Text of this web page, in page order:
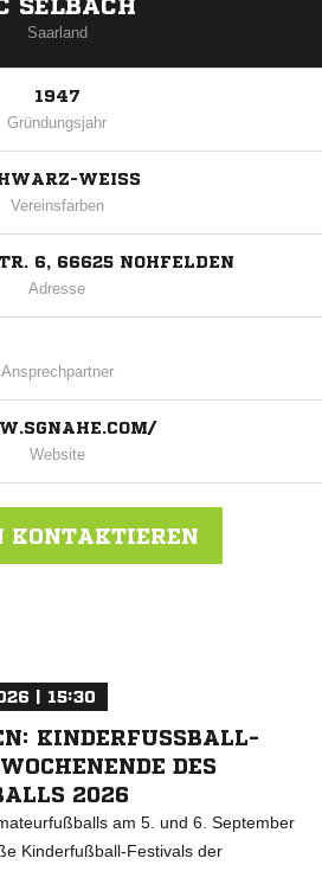
SELBACH
Saarland
1947
Gründungsjahr
WEISS
Vereinsfarben
6, 66625 NOHFELDEN
Adresse
Ansprechpartner
Website
KONTAKTIEREN
| 15:30
KINDERFUSSBALL-F
DES A
2026
am 5. und 6. September
Kinderfußball-Festivals der